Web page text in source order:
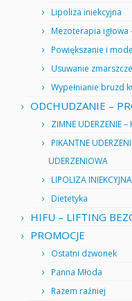
Lipoliza iniekcyjna
Mezoterapia
Powiększanie i
Usuwanie
Wypełnianie bruzd
ODCHUDZANIE –
ZIMNE UDERZENIE
PIKANTNE
UDERZENIOWA
LIPOLIZA
Dietetyka
HIFU – LIFTING
PROMOCJE
Ostatni dzwonek
Panna Młoda
Razem raźniej